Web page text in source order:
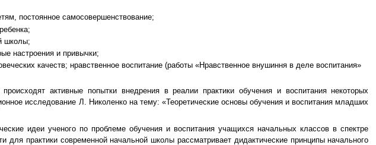
постоянное самосовершенствование;
школы;
настроения и привычки;
качеств; нравственное воспитание (работы «Нравственное внушиння в деле воспитания»
активные попытки внедрения в реалии практики обучения и воспитания некоторых
исследование Л. Николенко на тему: «Теоретические основы обучения и воспитания младших
идеи ученого по проблеме обучения и воспитания учащихся начальных классов в спектре
практики современной начальной школы рассматривает дидактические принципы начального